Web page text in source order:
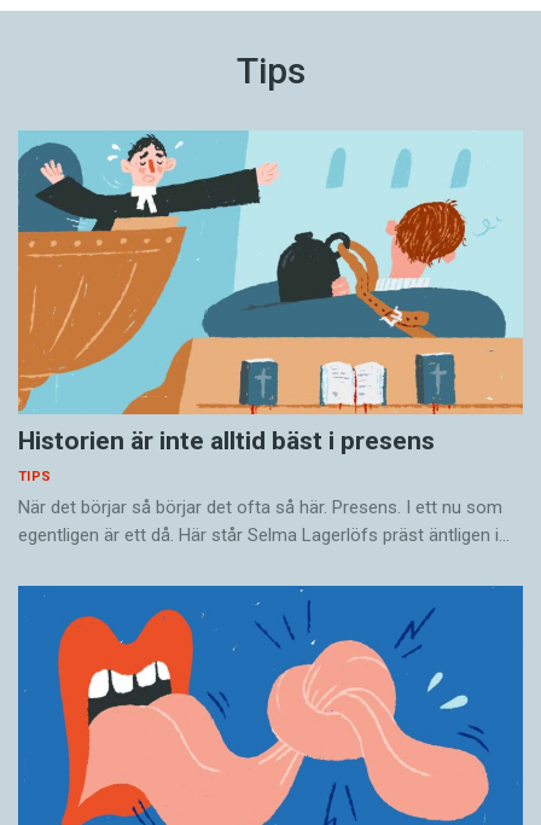
Tips
Historien är inte alltid bäst i presens
TIPS
När det börjar så ­börjar det ofta så här. Presens. I ett nu som
egentligen är ett då. Här står Selma Lagerlöfs präst äntligen i…